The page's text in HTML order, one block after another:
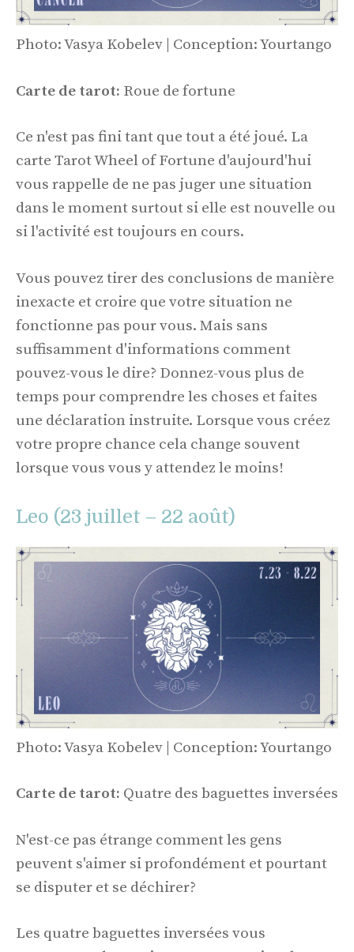
Photo: Vasya Kobelev | Conception: Yourtango
Carte de tarot: Roue de fortune
Ce n'est pas fini tant que tout a été joué. La
carte Tarot Wheel of Fortune d'aujourd'hui
vous rappelle de ne pas juger une situation
dans le moment surtout si elle est nouvelle ou
si l'activité est toujours en cours.
Vous pouvez tirer des conclusions de manière
inexacte et croire que votre situation ne
fonctionne pas pour vous. Mais sans
suffisamment d'informations comment
pouvez-vous le dire? Donnez-vous plus de
temps pour comprendre les choses et faites
une déclaration instruite. Lorsque vous créez
votre propre chance cela change souvent
lorsque vous vous y attendez le moins!
Leo (23 juillet – 22 août)
Photo: Vasya Kobelev | Conception: Yourtango
Carte de tarot: Quatre des baguettes inversées
N'est-ce pas étrange comment les gens
peuvent s'aimer si profondément et pourtant
se disputer et se déchirer?
Les quatre baguettes inversées vous